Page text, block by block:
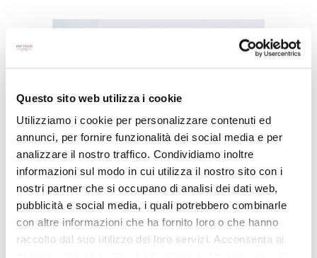
Questo sito web utilizza i cookie
Utilizziamo i cookie per personalizzare contenuti ed
annunci, per fornire funzionalità dei social media e per
analizzare il nostro traffico. Condividiamo inoltre
informazioni sul modo in cui utilizza il nostro sito con i
nostri partner che si occupano di analisi dei dati web,
pubblicità e social media, i quali potrebbero combinarle
con altre informazioni che ha fornito loro o che hanno
raccolto dal suo utilizzo dei loro servizi. Acconsenta ai